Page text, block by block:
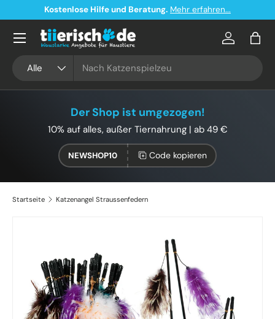
Direkt zum Inhalt
Kostenlose Hilfe und Beratung. Mehr erfahren...
Alle
Konto
Der Shop ist umgezogen!
10% auf alles, außer Tiernahrung | ab 49 €
NEWSHOP10 Code kopieren
Startseite Katzenangel Straussenfedern
Zu Produktinformationen springen